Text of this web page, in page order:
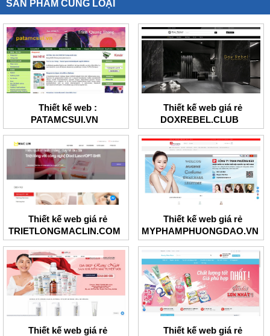
SẢN PHẨM CÙNG LOẠI
Thiết kế web :
PATAMCSUI.VN
Thiết kế web giá rẻ
DOXREBEL.CLUB
Thiết kế web giá rẻ
TRIETLONGMACLIN.COM
Thiết kế web giá rẻ
MYPHAMPHUONGDAO.VN
Thiết kế web giá rẻ Thiết kế web giá rẻ